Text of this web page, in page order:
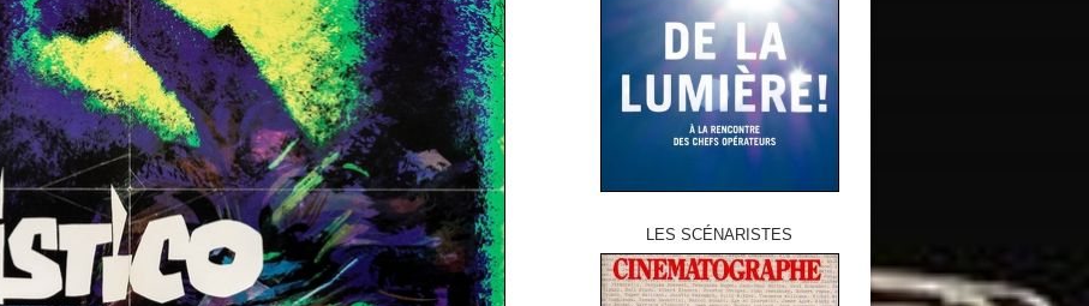
LES SCÉNARISTES